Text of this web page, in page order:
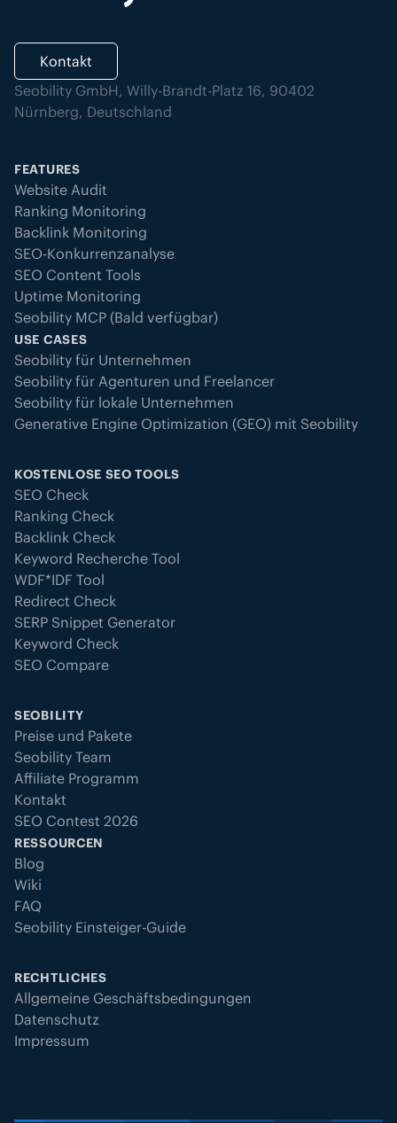
Kontakt
Seobility GmbH, Willy-Brandt-Platz 16, 90402
Nürnberg, Deutschland
FEATURES
Website Audit
Ranking Monitoring
Backlink Monitoring
SEO-Konkurrenzanalyse
SEO Content Tools
Uptime Monitoring
Seobility MCP (Bald verfügbar)
USE CASES
Seobility für Unternehmen
Seobility für Agenturen und Freelancer
Seobility für lokale Unternehmen
Generative Engine Optimization (GEO) mit Seobility
KOSTENLOSE SEO TOOLS
SEO Check
Ranking Check
Backlink Check
Keyword Recherche Tool
WDF*IDF Tool
Redirect Check
SERP Snippet Generator
Keyword Check
SEO Compare
SEOBILITY
Preise und Pakete
Seobility Team
Affiliate Programm
Kontakt
SEO Contest 2026
RESSOURCEN
Blog
Wiki
FAQ
Seobility Einsteiger-Guide
RECHTLICHES
Allgemeine Geschäftsbedingungen
Datenschutz
Impressum